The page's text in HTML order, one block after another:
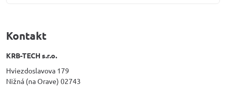
Kontakt
KRB-TECH s.r.o.
Hviezdoslavova 179
Nižná (na Orave) 02743